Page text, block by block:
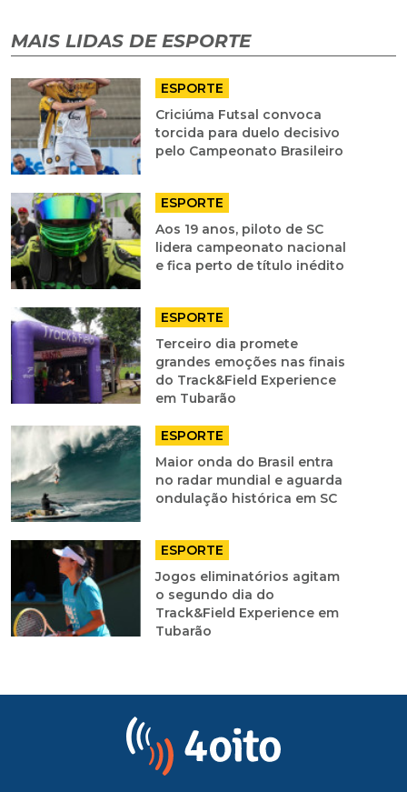
MAIS LIDAS DE ESPORTE
ESPORTE
Criciúma Futsal convoca
torcida para duelo decisivo
pelo Campeonato Brasileiro
ESPORTE
Aos 19 anos, piloto de SC
lidera campeonato nacional
e fica perto de título inédito
ESPORTE
Terceiro dia promete
grandes emoções nas finais
do Track&Field Experience
em Tubarão
ESPORTE
Maior onda do Brasil entra
no radar mundial e aguarda
ondulação histórica em SC
ESPORTE
Jogos eliminatórios agitam
o segundo dia do
Track&Field Experience em
Tubarão